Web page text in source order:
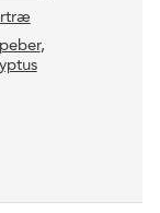
,